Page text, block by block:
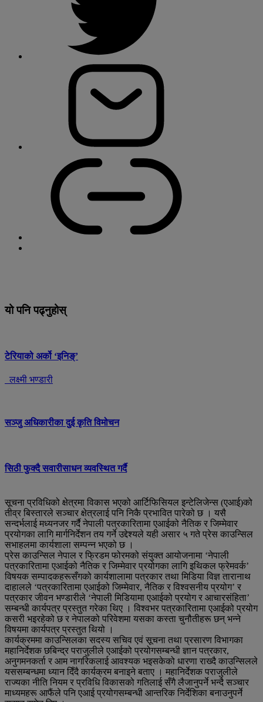
यो पनि पढ्नुहोस्
टेरियाको अर्को ‘इनिङ्’
लक्ष्मी भण्डारी
सञ्जु अधिकारीका दुई कृति विमोचन
सिठी फुक्दै सवारीसाधन व्यवस्थित गर्दै
सूचना प्रविधिको क्षेत्रमा विकास भएको आर्टिफिसियल इन्टेलिजेन्स (एआई)को
तीव्र बिस्तारले सञ्चार क्षेत्रलाई पनि निकै प्रभावित पारेको छ । यसै
सन्दर्भलाई मध्यनजर गर्दै नेपाली पत्रकारितामा एआईको नैतिक र जिम्मेवार
प्रयोगका लागि मार्गनिर्देशन तय गर्ने उद्देश्यले यही असार ५ गते प्रेस काउन्सिल
सभाहलमा कार्यशाला सम्पन्न भएको छ ।
प्रेस काउन्सिल नेपाल र फ्रिडम फोरमको संयुक्त आयोजनामा ‘नेपाली
पत्रकारितामा एआईको नैतिक र जिम्मेवार प्रयोगका लागि इथिकल फ्रेमवर्क’
विषयक सम्पादकहरूसँगको कार्यशालामा पत्रकार तथा मिडिया विज्ञ तारानाथ
दाहालले ‘पत्रकारितामा एआईको जिम्मेवार, नैतिक र विश्वसनीय प्रयोग’ र
पत्रकार जीवन भण्डारीले ‘नेपाली मिडियामा एआईको प्रयोग र आचारसंहिता’
सम्बन्धी कार्यपत्र प्रस्तुत गरेका थिए । विश्वभर पत्रकारितामा एआईको प्रयोग
कसरी भइरहेको छ र नेपालको परिवेशमा यसका कस्ता चुनौतीहरू छन् भन्ने
विषयमा कार्यपत्र प्रस्तुत थियो ।
कार्यक्रममा काउन्सिलका सदस्य सचिव एवं सूचना तथा प्रसारण विभागका
महानिर्देशक छबिन्द्र पराजुलीले एआईको प्रयोगसम्बन्धी ज्ञान पत्रकार,
अनुगमनकर्ता र आम नागरिकलाई आवश्यक भइसकेको धारणा राख्दै काउन्सिलले
यससम्बन्धमा ध्यान दिँदै कार्यक्रम बनाइने बताए । महानिर्देशक पराजुलीले
राज्यका नीति नियम र प्रविधि विकासको गतिलाई सँगै लैजानुपर्ने भन्दै सञ्चार
माध्यमहरू आफैंले पनि एआई प्रयोगसम्बन्धी आन्तरिक निर्देशिका बनाउनुपर्ने